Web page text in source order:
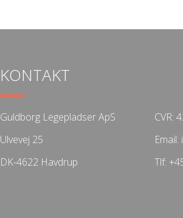
KONTAKT
Guldborg Legepladser ApS
Ulvevej 25
DK-4622 Havdrup
CVR:
Email:
Tlf: